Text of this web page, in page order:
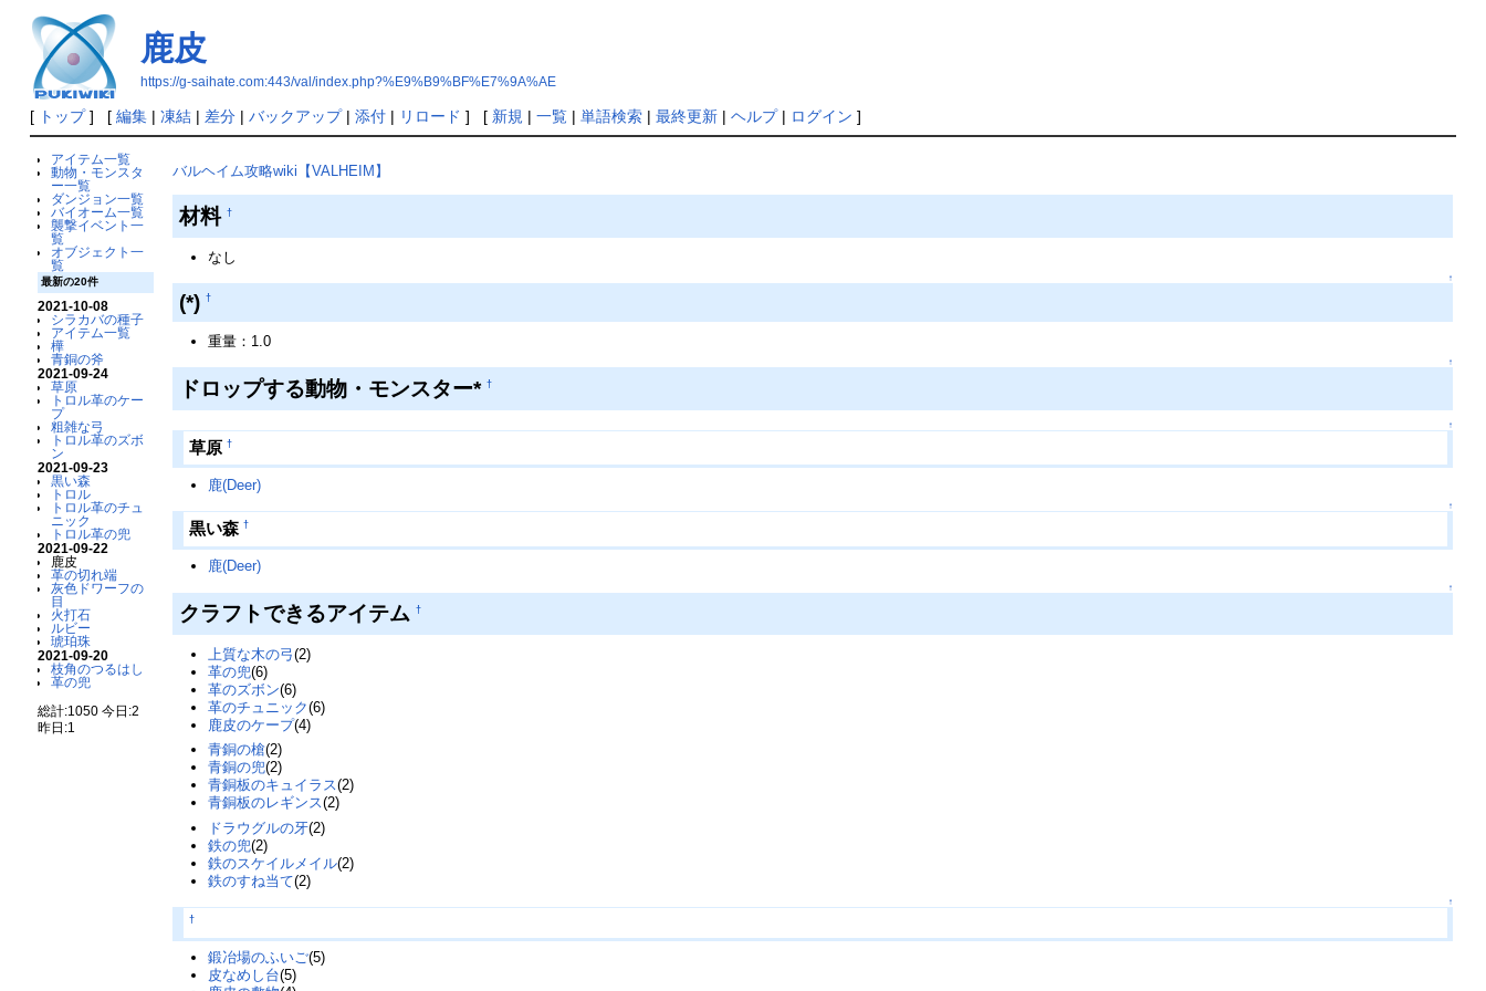
鹿皮
https://g-saihate.com:443/val/index.php?%E9%B9%BF%E7%9A%AE
[ トップ] [ 編集| 凍結| 差分| バックアップ| 添付| リロード ] [ 新規 | 一覧| 単語検索| 最終更新| ヘルプ| ログイン ]
アイテム一覧
動物・モンスタ
ー一覧
ダンジョン一覧
バイオーム一覧
襲撃イベント一
覧
オブジェクト一
覧
最新の20件
2021-10-08
シラカバの種子
アイテム一覧
樺
青銅の斧
2021-09-24
草原
トロル革のケー
プ
粗雑な弓
トロル革のズボ
ン
2021-09-23
黒い森
トロル
トロル革のチュ
ニック
トロル革の兜
2021-09-22
鹿皮
革の切れ端
灰色ドワーフの
目
火打石
ルビー
琥珀珠
2021-09-20
枝角のつるはし
革の兜
総計:1050 今日:2
昨日:1
バルヘイム攻略wiki【VALHEIM】
材料†
なし
↑
(*)†
重量：1.0
↑
ドロップする動物・モンスター*†
↑
草原 †
鹿(Deer)
↑
黒い森 †
鹿(Deer)
↑
クラフトできるアイテム†
上質な木の弓(2)
革の兜(6)
革のズボン(6)
革のチュニック(6)
鹿皮のケープ(4)
青銅の槍(2)
青銅の兜(2)
青銅板のキュイラス(2)
青銅板のレギンス(2)
ドラウグルの牙(2)
鉄の兜(2)
鉄のスケイルメイル(2)
鉄のすね当て(2)
↑
†
鍛冶場のふいご(5)
皮なめし台(5)